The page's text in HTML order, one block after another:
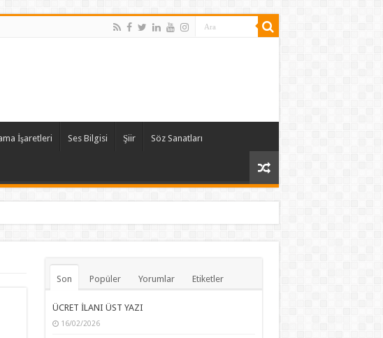
İşaretleri Ses Bilgisi Şiir Söz Sanatları
Son Popüler Yorumlar Etiketler
ÜCRET İLANI ÜST YAZI
16/02/2026